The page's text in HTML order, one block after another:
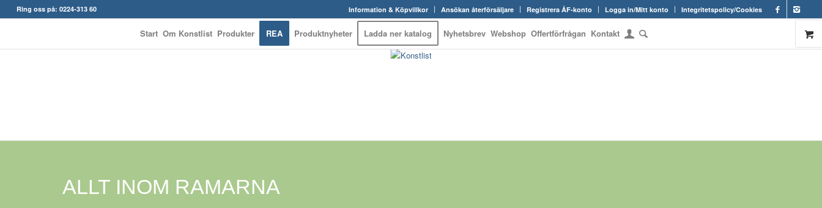
Information & Köpvillkor Ansökan återförsäljare Registrera ÅF-konto Logga in/Mitt konto Integritetspolicy/Cookies
Ring oss på: 0224-313 60
Start Om Konstlist Produkter REA Produktnyheter Ladda ner katalog Nyhetsbrev Webshop Offertförfrågan Kontakt
ALLT INOM RAMARNA